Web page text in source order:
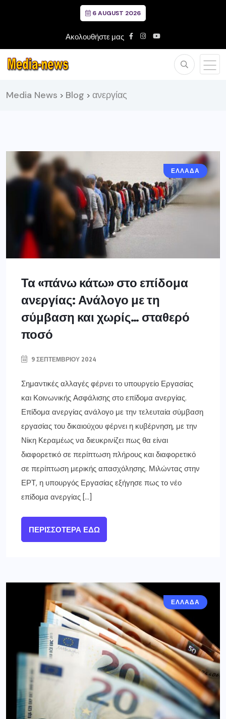
6 AUGUST 2026
Ακολουθήστε μας
Media News > Blog > ανεργίας
ΕΛΛΑΔΑ
Τα «πάνω κάτω» στο επίδομα
ανεργίας: Ανάλογο με τη
σύμβαση και χωρίς… σταθερό
ποσό
9 ΣΕΠΤΕΜΒΡΊΟΥ 2024
Σημαντικές αλλαγές φέρνει το υπουργείο Εργασίας
και Κοινωνικής Ασφάλισης στο επίδομα ανεργίας.
Επίδομα ανεργίας ανάλογο με την τελευταία σύμβαση
εργασίας του δικαιούχου φέρνει η κυβέρνηση, με την
Νίκη Κεραμέως να διευκρινίζει πως θα είναι
διαφορετικό σε περίπτωση πλήρους και διαφορετικό
σε περίπτωση μερικής απασχόλησης. Μιλώντας στην
ΕΡΤ, η υπουργός Εργασίας εξήγησε πως το νέο
επίδομα ανεργίας […]
ΠΕΡΙΣΣΌΤΕΡΑ ΕΔΏ
ΕΛΛΑΔΑ